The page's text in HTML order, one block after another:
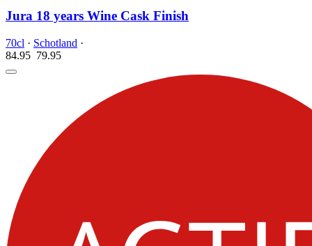
Jura 18 years Wine Cask Finish
70cl · Schotland ·
84.95 79.95